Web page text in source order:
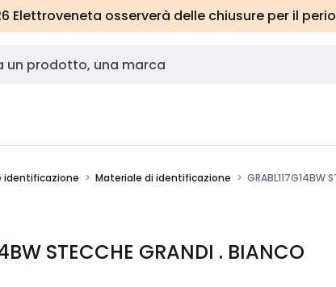
Elettroveneta osserverà delle chiusure per il
identificazione Materiale di identificazione GRABL117G14BW
STECCHE GRANDI . BIANCO